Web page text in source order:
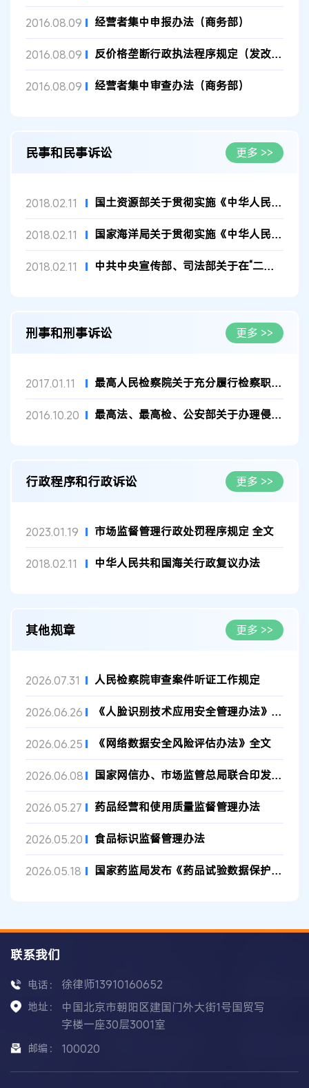
2016.08.09 经营者集中申报办法（商务部）
2016.08.09 反价格垄断行政执法程序规定（发改委）
2016.08.09 经营者集中审查办法（商务部）
民事和民事诉讼 更多 >>
2018.02.11 国土资源部关于贯彻实施《中华人民共和国物权法》的通知
2018.02.11 国家海洋局关于贯彻实施《中华人民共和国物权法》全面落实海域物...
2018.02.11 中共中央宣传部、司法部关于在“二五”普法中认真宣传《中华人民...
刑事和刑事诉讼 更多 >>
2017.01.11 最高人民检察院关于充分履行检察职能加强产权司法保护的意见
2016.10.20 最高法、最高检、公安部关于办理侵犯知识产权刑事案件适用法律若...
行政程序和行政诉讼 更多 >>
2023.01.19 市场监督管理行政处罚程序规定 全文
2018.02.11 中华人民共和国海关行政复议办法
其他规章 更多 >>
2026.07.31 人民检察院审查案件听证工作规定
2026.06.26 《人脸识别技术应用安全管理办法》全文
2026.06.25 《网络数据安全风险评估办法》全文
2026.06.08 国家网信办、市场监管总局联合印发《网络测评活动规范》
2026.05.27 药品经营和使用质量监督管理办法
2026.05.20 食品标识监督管理办法
2026.05.18 国家药监局发布《药品试验数据保护实施办法》
联系我们
电话： 徐律师13910160652
地址：
中国北京市朝阳区建国门外大街1号国贸写
字楼一座30层3001室
邮编： 100020